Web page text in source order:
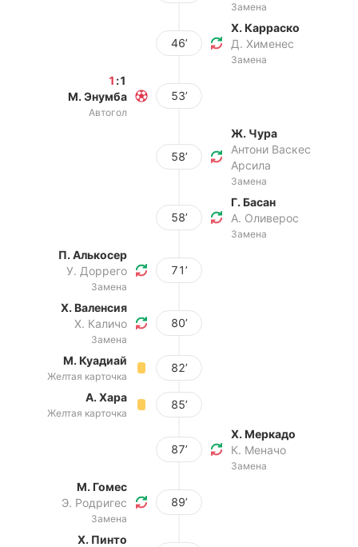
Замена
46’
Х. Карраско
Д. Хименес
Замена
1 :1
М. Энумба
Автогол
53’
58’
Ж. Чура
Антони Васкес
Арсила
Замена
58’
Г. Басан
А. Оливерос
Замена
П. Алькосер
У. Доррего
Замена
71’
Х. Валенсия
Х. Каличо
Замена
80’
М. Куадиай
Желтая карточка
82’
А. Хара
Желтая карточка
85’
87’
Х. Меркадо
К. Меначо
Замена
М. Гомес
Э. Родригес
Замена
89’
Х. Пинто